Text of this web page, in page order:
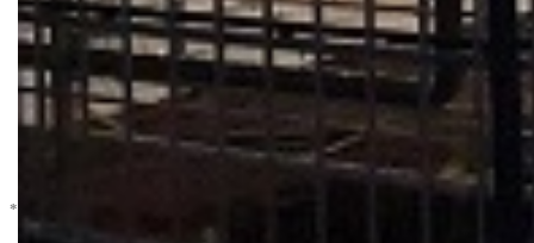
* U cenu je uracunat PDV *